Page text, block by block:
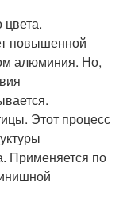
повышенной
алюминия. Но,
Этот процесс
Применяется по